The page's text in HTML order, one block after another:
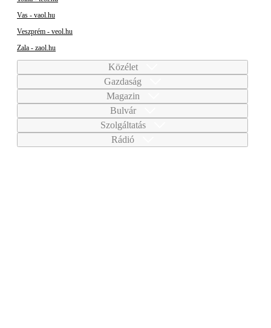
Vas - vaol.hu
Veszprém - veol.hu
Zala - zaol.hu
Közélet
Gazdaság
Magazin
Bulvár
Szolgáltatás
Rádió